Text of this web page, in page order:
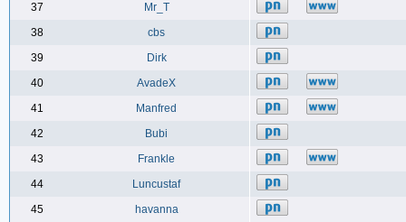
37
Mr_T
38
cbs
39
Dirk
40
AvadeX
41
Manfred
42
Bubi
43
Frankle
44
Luncustaf
45
havanna